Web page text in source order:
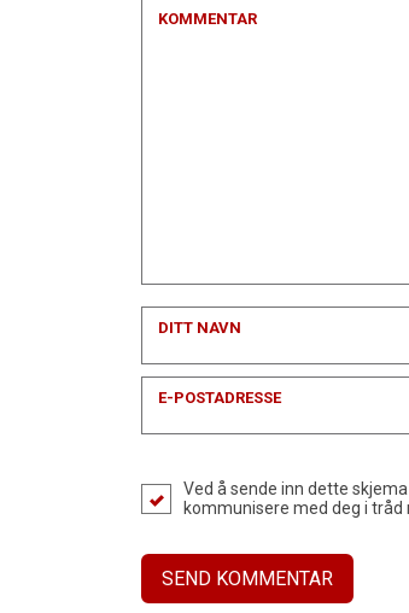
KOMMENTAR
DITT NAVN
E-POSTADRESSE
Ved å sende inn dette
kommunisere med deg i tråd